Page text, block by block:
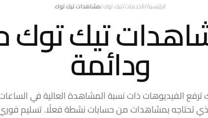
الرئيسية/الخدمات/تيك توك/مشاهدات تيك توك
تيك توك
ودائمة
ترفع الفيديوهات ذات نسبة المشاهدة العالية في
تحتاجه بمشاهدات من حسابات نشطة فعلًا. تسليم